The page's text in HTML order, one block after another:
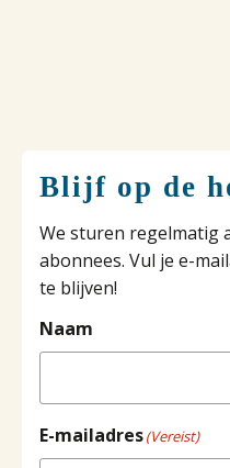
Blijf op de
We sturen regelmatig
abonnees. Vul je e-
te blijven!
Naam
E-mailadres(Vereist)